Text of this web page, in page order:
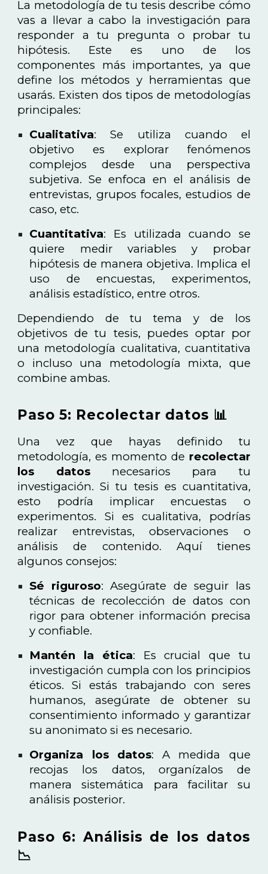
La metodología de tu tesis describe cómo
vas a llevar a cabo la investigación para
responder a tu pregunta o probar tu
hipótesis. Este es uno de los
componentes más importantes, ya que
define los métodos y herramientas que
usarás. Existen dos tipos de metodologías
principales:
Cualitativa: Se utiliza cuando el
objetivo es explorar fenómenos
complejos desde una perspectiva
subjetiva. Se enfoca en el análisis de
entrevistas, grupos focales, estudios de
caso, etc.
Cuantitativa: Es utilizada cuando se
quiere medir variables y probar
hipótesis de manera objetiva. Implica el
uso de encuestas, experimentos,
análisis estadístico, entre otros.
Dependiendo de tu tema y de los
objetivos de tu tesis, puedes optar por
una metodología cualitativa, cuantitativa
o incluso una metodología mixta, que
combine ambas.
Paso 5: Recolectar datos 📊
Una vez que hayas definido tu
metodología, es momento de recolectar
los datosnecesarios para tu
investigación. Si tu tesis es cuantitativa,
esto podría implicar encuestas o
experimentos. Si es cualitativa, podrías
realizar entrevistas, observaciones o
análisis de contenido. Aquí tienes
algunos consejos:
Sé riguroso: Asegúrate de seguir las
técnicas de recolección de datos con
rigor para obtener información precisa
y confiable.
Mantén la ética: Es crucial que tu
investigación cumpla con los principios
éticos. Si estás trabajando con seres
humanos, asegúrate de obtener su
consentimiento informado y garantizar
su anonimato si es necesario.
Organiza los datos: A medida que
recojas los datos, organízalos de
manera sistemática para facilitar su
análisis posterior.
Paso 6: Análisis de los datos
📉